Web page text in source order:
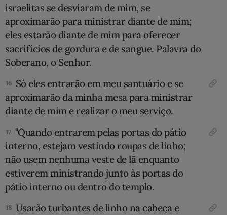
israelitas se desviaram de mim, se
aproximarão para ministrar diante de mim;
eles estarão diante de mim para oferecer
sacrifícios de gordura e de sangue. Palavra do
Soberano, o Senhor.
16 Só eles entrarão em meu santuário e se
aproxi­marão da minha mesa para ministrar
diante de mim e realizar o meu serviço.
17 "Quando entrarem pelas portas do pátio
interno, estejam vestindo roupas de linho;
não usem nenhuma veste de lã enquanto
estiverem ministrando junto às portas do
pátio interno ou dentro do templo.
18 Usarão turbantes de linho na cabeça e